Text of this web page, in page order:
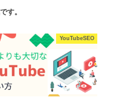
す。
YouTubeSEO